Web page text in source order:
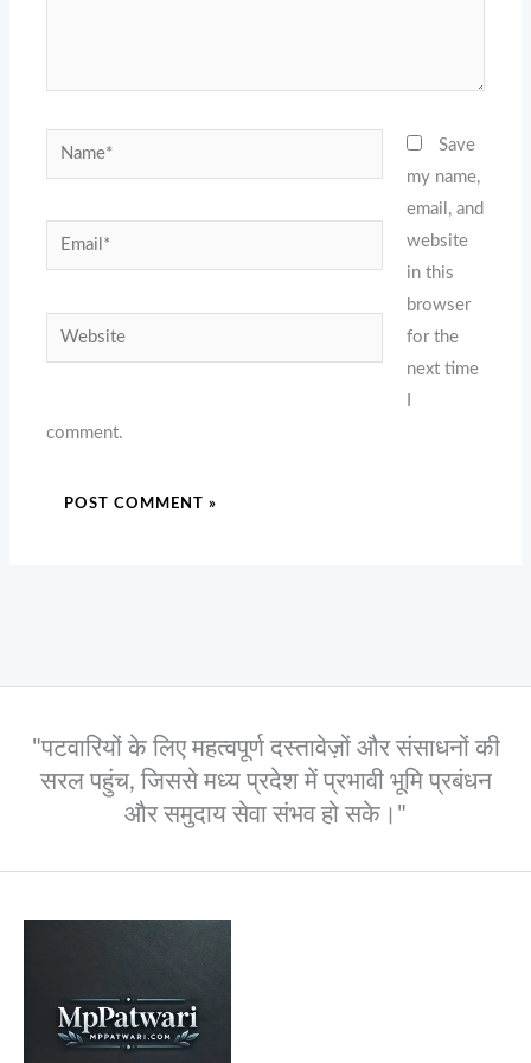
Name*
Email*
Website
Save
my name,
email, and
website
in this
browser
for the
next time
comment.
"पटवारियों के लिए महत्वपूर्ण दस्तावेज़ों और संसाधनों की
सरल पहुंच, जिससे मध्य प्रदेश में प्रभावी भूमि प्रबंधन
और समुदाय सेवा संभव हो सके।"